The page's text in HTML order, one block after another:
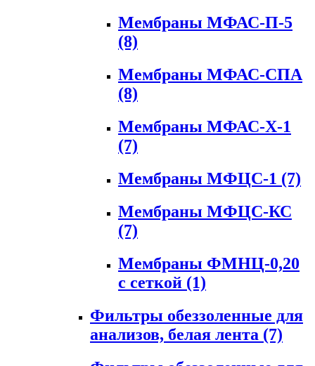
Мембраны МФАС-П-5
(8)
Мембраны МФАС-СПА
(8)
Мембраны МФАС-Х-1
(7)
Мембраны МФЦС-1 (7)
Мембраны МФЦС-КС
(7)
Мембраны ФМНЦ-0,20
с сеткой (1)
Фильтры обеззоленные для
анализов, белая лента (7)